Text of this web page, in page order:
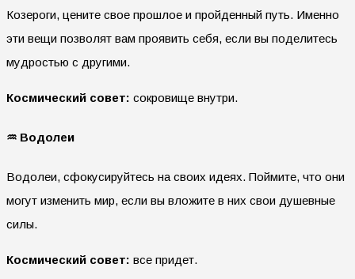
Козероги, цените свое прошлое и пройденный путь. Именно
эти вещи позволят вам проявить себя, если вы поделитесь
мудростью с другими.
Космический совет: сокровище внутри.
♒ Водолеи
Водолеи, сфокусируйтесь на своих идеях. Поймите, что они
могут изменить мир, если вы вложите в них свои душевные
силы.
Космический совет: все придет.